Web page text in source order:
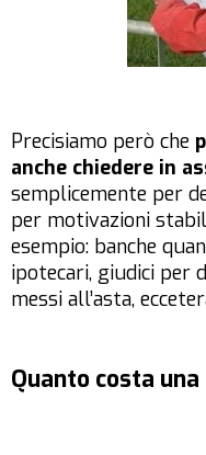
Precisiamo però che
anche chiedere in
semplicemente per
per motivazioni
esempio: banche
ipotecari, giudici per
messi all’asta,
Quanto costa